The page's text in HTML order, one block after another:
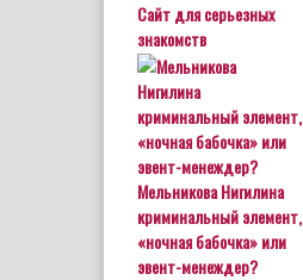
Сайт для серьезных
знакомств
Мельникова Нигилина
криминальный элемент,
«ночная бабочка» или
эвент-менеждер?